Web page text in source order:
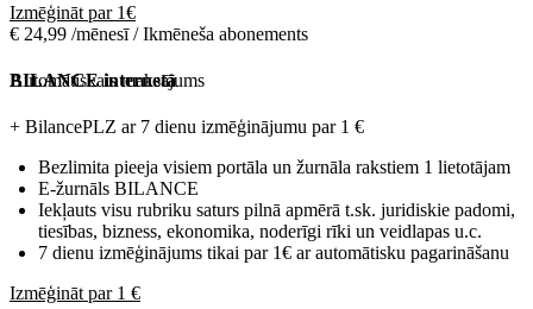
Izmēģināt par 1€
€ 24,99 /mēnesī / Ikmēneša abonements
Automātiskais maksājums
BILANCE internetā
+ BilancePLZ ar 7 dienu izmēģinājumu par 1 €
Bezlimita pieeja visiem portāla un žurnāla rakstiem 1 lietotājam
E-žurnāls BILANCE
Iekļauts visu rubriku saturs pilnā apmērā t.sk. juridiskie padomi,
tiesības, bizness, ekonomika, noderīgi rīki un veidlapas u.c.
7 dienu izmēģinājums tikai par 1€ ar automātisku pagarināšanu
Izmēģināt par 1 €